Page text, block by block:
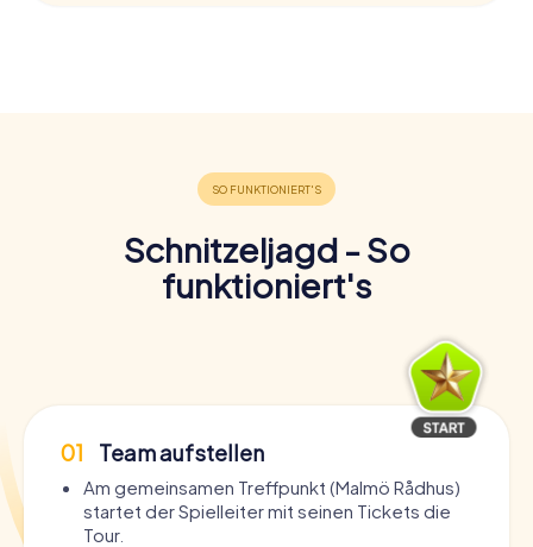
Schnitzeljagd - So
funktioniert's
01 Team aufstellen
Am gemeinsamen Treffpunkt (Malmö Rådhus)
startet der Spielleiter mit seinen Tickets die
Tour.